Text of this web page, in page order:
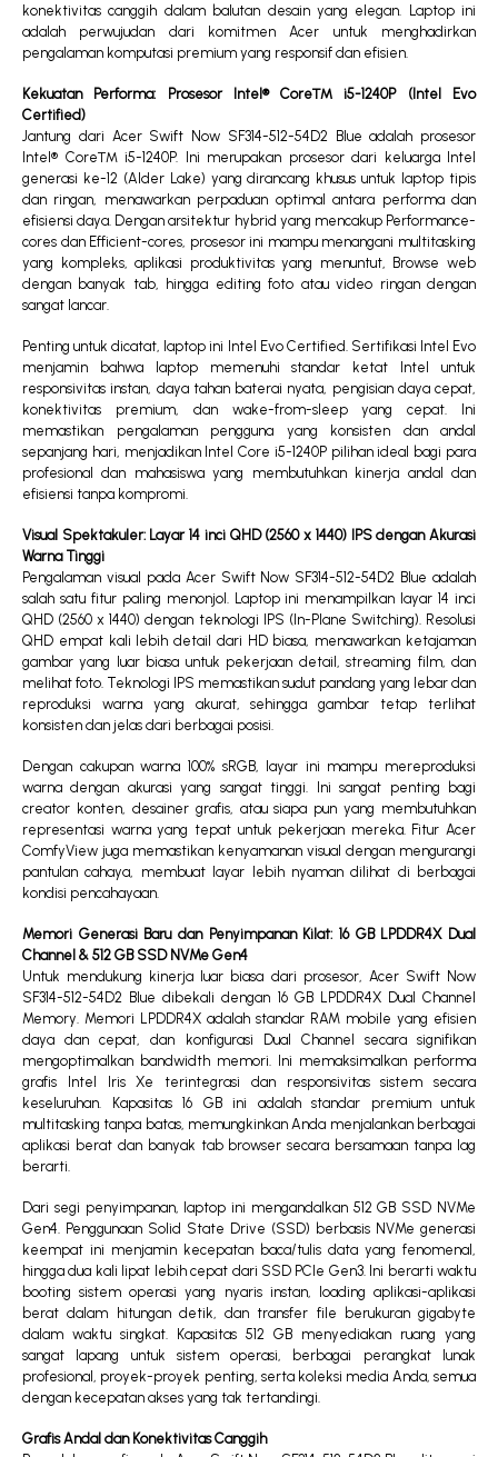
konektivitas canggih dalam balutan desain yang elegan. Laptop ini
adalah perwujudan dari komitmen Acer untuk menghadirkan
pengalaman komputasi premium yang responsif dan efisien.
Kekuatan Performa: Prosesor Intel® Core™ i5-1240P (Intel Evo
Certified)
Jantung dari Acer Swift Now SF314-512-54D2 Blue adalah prosesor
Intel® Core™ i5-1240P. Ini merupakan prosesor dari keluarga Intel
generasi ke-12 (Alder Lake) yang dirancang khusus untuk laptop tipis
dan ringan, menawarkan perpaduan optimal antara performa dan
efisiensi daya. Dengan arsitektur hybrid yang mencakup Performance-
cores dan Efficient-cores, prosesor ini mampu menangani multitasking
yang kompleks, aplikasi produktivitas yang menuntut, Browse web
dengan banyak tab, hingga editing foto atau video ringan dengan
sangat lancar.
Penting untuk dicatat, laptop ini Intel Evo Certified. Sertifikasi Intel Evo
menjamin bahwa laptop memenuhi standar ketat Intel untuk
responsivitas instan, daya tahan baterai nyata, pengisian daya cepat,
konektivitas premium, dan wake-from-sleep yang cepat. Ini
memastikan pengalaman pengguna yang konsisten dan andal
sepanjang hari, menjadikan Intel Core i5-1240P pilihan ideal bagi para
profesional dan mahasiswa yang membutuhkan kinerja andal dan
efisiensi tanpa kompromi.
Visual Spektakuler: Layar 14 inci QHD (2560 x 1440) IPS dengan Akurasi
Warna Tinggi
Pengalaman visual pada Acer Swift Now SF314-512-54D2 Blue adalah
salah satu fitur paling menonjol. Laptop ini menampilkan layar 14 inci
QHD (2560 x 1440) dengan teknologi IPS (In-Plane Switching). Resolusi
QHD empat kali lebih detail dari HD biasa, menawarkan ketajaman
gambar yang luar biasa untuk pekerjaan detail, streaming film, dan
melihat foto. Teknologi IPS memastikan sudut pandang yang lebar dan
reproduksi warna yang akurat, sehingga gambar tetap terlihat
konsisten dan jelas dari berbagai posisi.
Dengan cakupan warna 100% sRGB, layar ini mampu mereproduksi
warna dengan akurasi yang sangat tinggi. Ini sangat penting bagi
creator konten, desainer grafis, atau siapa pun yang membutuhkan
representasi warna yang tepat untuk pekerjaan mereka. Fitur Acer
ComfyView juga memastikan kenyamanan visual dengan mengurangi
pantulan cahaya, membuat layar lebih nyaman dilihat di berbagai
kondisi pencahayaan.
Memori Generasi Baru dan Penyimpanan Kilat: 16 GB LPDDR4X Dual
Channel & 512 GB SSD NVMe Gen4
Untuk mendukung kinerja luar biasa dari prosesor, Acer Swift Now
SF314-512-54D2 Blue dibekali dengan 16 GB LPDDR4X Dual Channel
Memory. Memori LPDDR4X adalah standar RAM mobile yang efisien
daya dan cepat, dan konfigurasi Dual Channel secara signifikan
mengoptimalkan bandwidth memori. Ini memaksimalkan performa
grafis Intel Iris Xe terintegrasi dan responsivitas sistem secara
keseluruhan. Kapasitas 16 GB ini adalah standar premium untuk
multitasking tanpa batas, memungkinkan Anda menjalankan berbagai
aplikasi berat dan banyak tab browser secara bersamaan tanpa lag
berarti.
Dari segi penyimpanan, laptop ini mengandalkan 512 GB SSD NVMe
Gen4. Penggunaan Solid State Drive (SSD) berbasis NVMe generasi
keempat ini menjamin kecepatan baca/tulis data yang fenomenal,
hingga dua kali lipat lebih cepat dari SSD PCIe Gen3. Ini berarti waktu
booting sistem operasi yang nyaris instan, loading aplikasi-aplikasi
berat dalam hitungan detik, dan transfer file berukuran gigabyte
dalam waktu singkat. Kapasitas 512 GB menyediakan ruang yang
sangat lapang untuk sistem operasi, berbagai perangkat lunak
profesional, proyek-proyek penting, serta koleksi media Anda, semua
dengan kecepatan akses yang tak tertandingi.
Grafis Andal dan Konektivitas Canggih